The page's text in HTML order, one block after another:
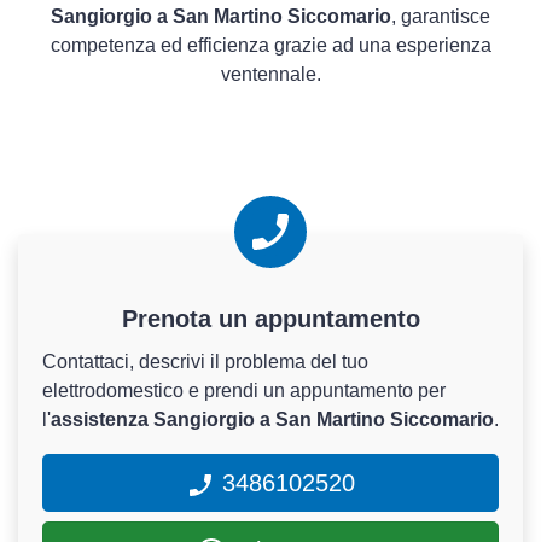
Sangiorgio a San Martino Siccomario, garantisce
competenza ed efficienza grazie ad una esperienza
ventennale.
Prenota un appuntamento
Contattaci, descrivi il problema del tuo
elettrodomestico e prendi un appuntamento per
l'assistenza Sangiorgio a San Martino Siccomario.
3486102520